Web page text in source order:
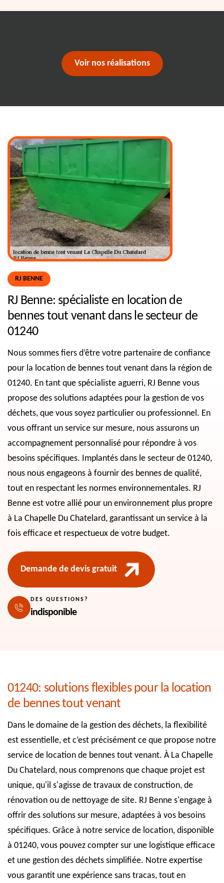
Voir nos réalisations
RJ BENNE
RJ Benne: spécialiste en location de
bennes tout venant dans le secteur de
01240
Nous sommes fiers d’être votre partenaire de confiance
pour la location de bennes tout venant dans la région de
01240. En tant que spécialiste aguerri, RJ Benne vous
propose des solutions adaptées pour la gestion de vos
déchets, que vous soyez particulier ou professionnel. En
vous offrant un service sur mesure, nous assurons un
accompagnement personnalisé pour répondre à vos
besoins spécifiques. Implantés dans le secteur de 01240,
nous nous engageons à fournir des bennes de qualité,
tout en respectant les normes environnementales. RJ
Benne est votre allié pour un environnement plus propre
à La Chapelle Du Chatelard, garantissant un service à la
fois efficace et respectueux de votre budget.
Demande de devis gratuit
DES QUESTIONS?
indisponible
01240: solutions flexibles pour la location
de bennes tout venant
Dans le domaine de la gestion des déchets, la flexibilité
est essentielle, et c’est précisément ce que propose notre
service de location de bennes tout venant. À La Chapelle
Du Chatelard, nous comprenons que chaque projet est
unique, qu'il s'agisse de travaux de construction, de
rénovation ou de nettoyage de site. RJ Benne s'engage à
offrir des solutions sur mesure, adaptées à vos besoins
spécifiques. Grâce à notre service de location, disponible
à 01240, vous pouvez compter sur une logistique efficace
et une gestion des déchets simplifiée. Notre expertise
vous garantit une expérience sans tracas, tout en